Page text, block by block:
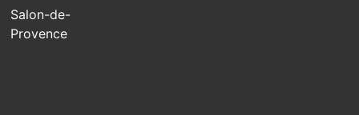
Salon-de-
Provence